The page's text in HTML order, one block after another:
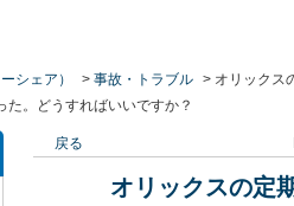
シェア） > 事故・トラブル > オリックス
。どうすればいいですか？
戻る
オリックスの定